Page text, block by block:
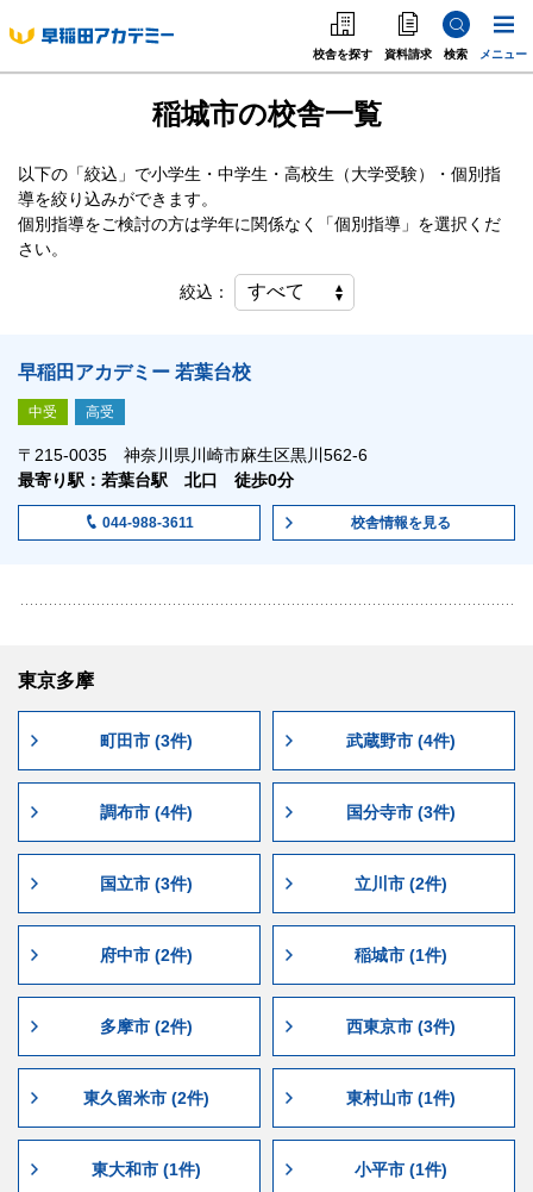
校舎を探す 資料請求 検索 メニュー
中学受験
高校受験
大学受験
英語教室
稲城市の校舎一覧
以下の「絞込」で小学生・中学生・高校生（大学受験）・個別指
導を絞り込みができます。
個別指導をご検討の方は学年に関係なく「個別指導」を選択くだ
さい。
絞込：
早稲田アカデミー 若葉台校
中受 高受
〒215-0035 神奈川県川崎市麻生区黒川562-6
最寄り駅：若葉台駅 北口 徒歩0分
044-988-3611 校舎情報を見る
東京多摩
町田市 (3件) 武蔵野市 (4件)
調布市 (4件) 国分寺市 (3件)
国立市 (3件) 立川市 (2件)
府中市 (2件) 稲城市 (1件)
多摩市 (2件) 西東京市 (3件)
東久留米市 (2件) 東村山市 (1件)
東大和市 (1件) 小平市 (1件)